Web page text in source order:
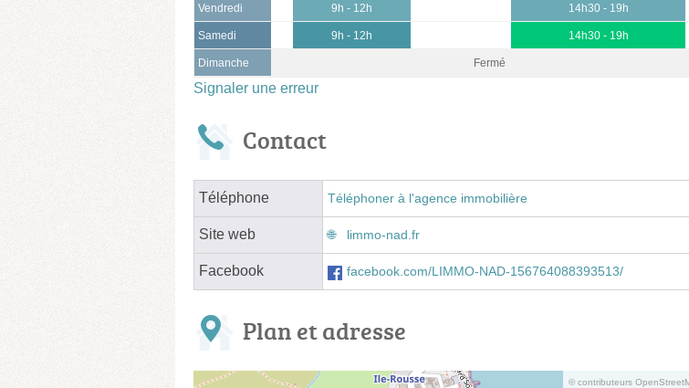
Vendredi 9h - 12h 14h30 - 19h
Samedi 9h - 12h 14h30 - 19h
Dimanche Fermé
Signaler une erreur
Contact
Téléphone Téléphoner à l'agence immobilière
Site web limmo-nad.fr
Facebook facebook.com/LIMMO-NAD-156764088393513/
Plan et adresse
© contributeurs